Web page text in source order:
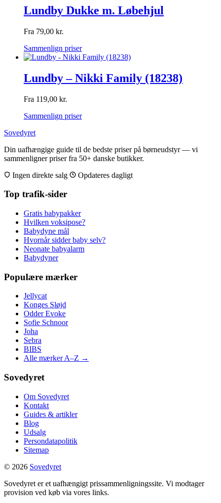
Lundby Dukke m. Løbehjul
Fra 79,00 kr.
Sammenlign priser
Lundby – Nikki Family (18238)
Fra 119,00 kr.
Sammenlign priser
Sovedyret
Din uafhængige guide til de bedste priser på børneudstyr — vi
sammenligner priser fra 50+ danske butikker.
Ingen direkte salg
Opdateres dagligt
Top trafik-sider
Gratis babypakker
Hvilken voksipose?
Babydyne mål
Hvornår sidder baby selv?
Neonate babyalarm
Babydyner
Populære mærker
Jellycat
Konges Sløjd
Odder Evoke
Sofie Schnoor
Joha
Sebra
BIBS
Alle mærker A–Z →
Sovedyret
Om Sovedyret
Kontakt
Guides & artikler
Blog
Udsalg
Persondatapolitik
Sitemap
© 2026 Sovedyret
Sovedyret er et uafhængigt prissammenligningssite. Vi modtager
provision ved køb via vores links.